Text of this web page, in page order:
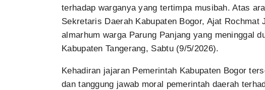
terhadap warganya yang tertimpa musibah. Atas
Sekretaris Daerah Kabupaten Bogor, Ajat
almarhum warga Parung Panjang yang meninggal
Kabupaten Tangerang, Sabtu (9/5/2026).
Kehadiran jajaran Pemerintah Kabupaten Bogor
dan tanggung jawab moral pemerintah daerah